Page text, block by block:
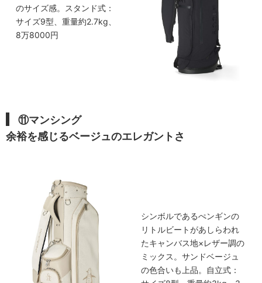
のサイズ感。スタンド式：
サイズ9型、重量約2.7kg、
8万8000円
⑪マンシング
余裕を感じるベージュのエレガントさ
シンボルであるぺンギンの
リトルビートがあしらわれ
たキャンバス地×レザー調の
ミックス。サンドベージュ
の色合いも上品。自立式：